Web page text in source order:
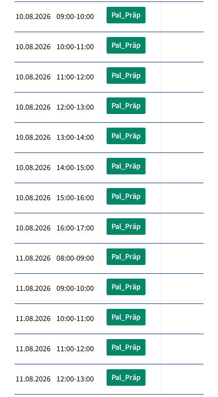
10.08.2026 09:00-10:00 Pal_Präp
10.08.2026 10:00-11:00 Pal_Präp
10.08.2026 11:00-12:00 Pal_Präp
10.08.2026 12:00-13:00 Pal_Präp
10.08.2026 13:00-14:00 Pal_Präp
10.08.2026 14:00-15:00 Pal_Präp
10.08.2026 15:00-16:00 Pal_Präp
10.08.2026 16:00-17:00 Pal_Präp
11.08.2026 08:00-09:00 Pal_Präp
11.08.2026 09:00-10:00 Pal_Präp
11.08.2026 10:00-11:00 Pal_Präp
11.08.2026 11:00-12:00 Pal_Präp
11.08.2026 12:00-13:00 Pal_Präp